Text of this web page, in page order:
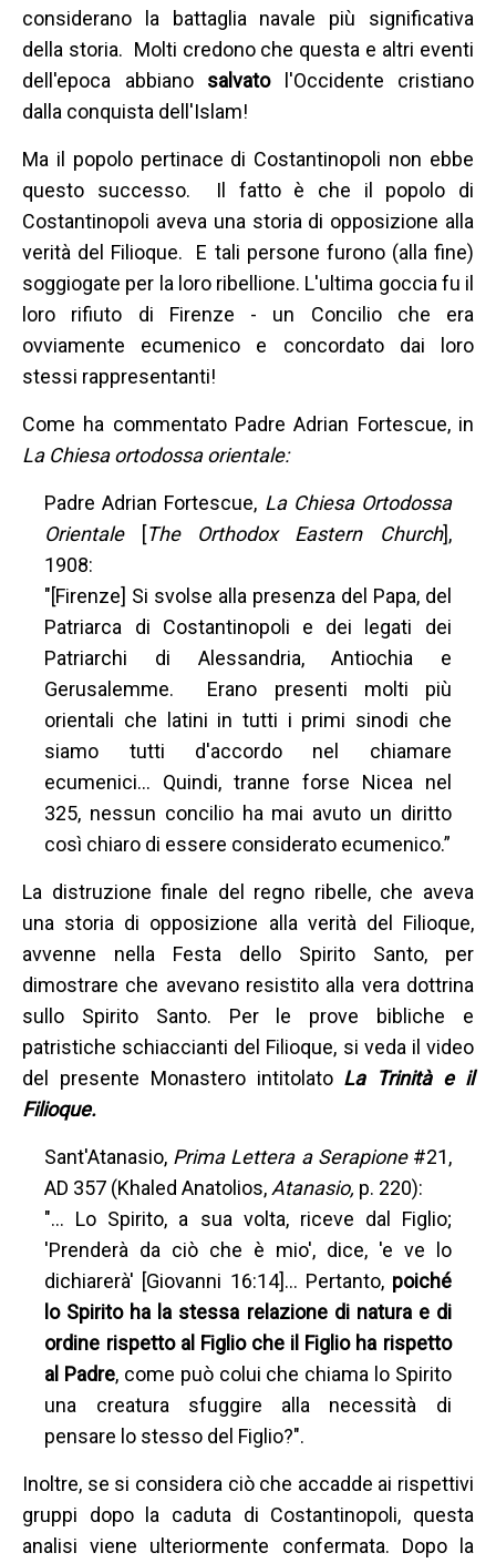
considerano la battaglia navale più significativa
della storia. Molti credono che questa e altri eventi
dell'epoca abbiano salvato l'Occidente cristiano
dalla conquista dell'Islam!
Ma il popolo pertinace di Costantinopoli non ebbe
questo successo. Il fatto è che il popolo di
Costantinopoli aveva una storia di opposizione alla
verità del Filioque. E tali persone furono (alla fine)
soggiogate per la loro ribellione. L'ultima goccia fu il
loro rifiuto di Firenze - un Concilio che era
ovviamente ecumenico e concordato dai loro
stessi rappresentanti!
Come ha commentato Padre Adrian Fortescue, in
La Chiesa ortodossa orientale:
Padre Adrian Fortescue, La Chiesa Ortodossa
Orientale
[The Orthodox Eastern Church],
1908:
"[Firenze] Si svolse alla presenza del Papa, del
Patriarca di Costantinopoli e dei legati dei
Patriarchi di Alessandria, Antiochia e
Gerusalemme. Erano presenti molti più
orientali che latini in tutti i primi sinodi che
siamo tutti d'accordo nel chiamare
ecumenici... Quindi, tranne forse Nicea nel
325, nessun concilio ha mai avuto un diritto
così chiaro di essere considerato ecumenico.”
La distruzione finale del regno ribelle, che aveva
una storia di opposizione alla verità del Filioque,
avvenne nella Festa dello Spirito Santo, per
dimostrare che avevano resistito alla vera dottrina
sullo Spirito Santo. Per le prove bibliche e
patristiche schiaccianti del Filioque, si veda il video
del presente Monastero intitolato La Trinità e il
Filioque.
Sant'Atanasio, Prima Lettera a Serapione #21,
AD 357 (Khaled Anatolios, Atanasio, p. 220):
"... Lo Spirito, a sua volta, riceve dal Figlio;
'Prenderà da ciò che è mio', dice, 'e ve lo
dichiarerà' [Giovanni 16:14]... Pertanto, poiché
lo Spirito ha la stessa relazione di natura e di
ordine rispetto al Figlio che il Figlio ha rispetto
al Padre, come può colui che chiama lo Spirito
una creatura sfuggire alla necessità di
pensare lo stesso del Figlio?".
Inoltre, se si considera ciò che accadde ai rispettivi
gruppi dopo la caduta di Costantinopoli, questa
analisi viene ulteriormente confermata. Dopo la